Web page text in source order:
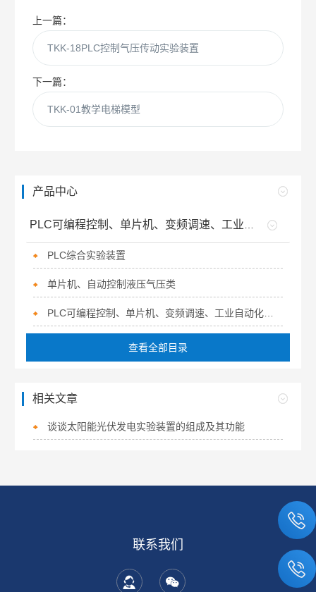
上一篇：
TKK-18PLC控制气压传动实验装置
下一篇：
TKK-01教学电梯模型
产品中心
PLC综合实验装置
单片机、自动控制液压气压类
查看全部目录
相关文章
谈谈太阳能光伏发电实验装置的组成及其功能
联系我们